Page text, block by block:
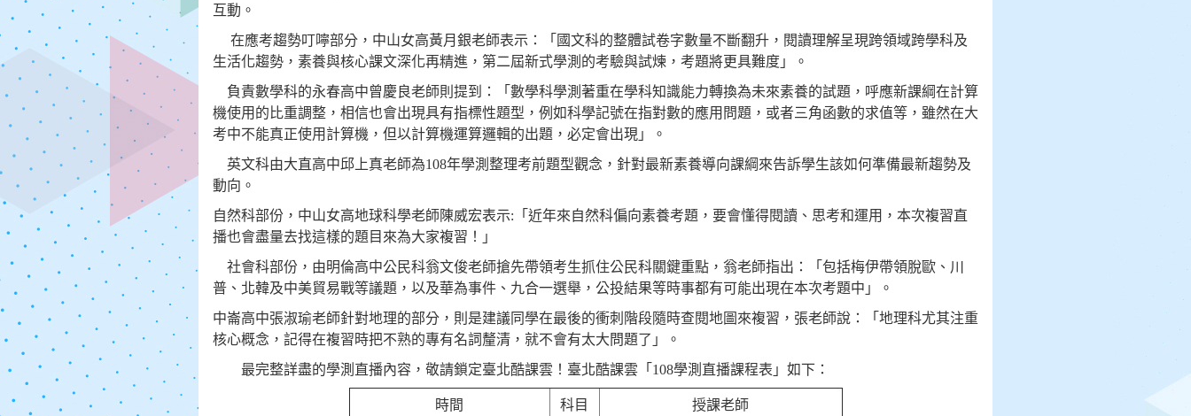
互動。
在應考趨勢叮嚀部分，中山女高黃月銀老師表示：「國文科的整體試卷字數量不斷翻升，閱讀理解呈現跨領域跨學科及
生活化趨勢，素養與核心課文深化再精進，第二屆新式學測的考驗與試煉，考題將更具難度」。
負責數學科的永春高中曾慶良老師則提到：「數學科學測著重在學科知識能力轉換為未來素養的試題，呼應新課綱在計算
機使用的比重調整，相信也會出現具有指標性題型，例如科學記號在指對數的應用問題，或者三角函數的求值等，雖然在大
考中不能真正使用計算機，但以計算機運算邏輯的出題，必定會出現」。
英文科由大直高中邱上真老師為108年學測整理考前題型觀念，針對最新素養導向課綱來告訴學生該如何準備最新趨勢及
動向。
自然科部份，中山女高地球科學老師陳威宏表示: 「近年來自然科偏向素養考題，要會懂得閱讀、思考和運用，本次複習直
播也會盡量去找這樣的題目來為大家複習！」
社會科部份，由明倫高中公民科翁文俊老師搶先帶領考生抓住公民科關鍵重點，翁老師指出：「包括梅伊帶領脫歐、川
普、北韓及中美貿易戰等議題，以及華為事件、九合一選舉，公投結果等時事都有可能出現在本次考題中」。
中崙高中張淑瑜老師針對地理的部分，則是建議同學在最後的衝刺階段隨時查閱地圖來複習，張老師說：「地理科尤其注重
核心概念，記得在複習時把不熟的專有名詞釐清，就不會有太大問題了」。
最完整詳盡的學測直播內容，敬請鎖定臺北酷課雲！臺北酷課雲「 108學測直播課程表」如下：
時間 科目 授課老師